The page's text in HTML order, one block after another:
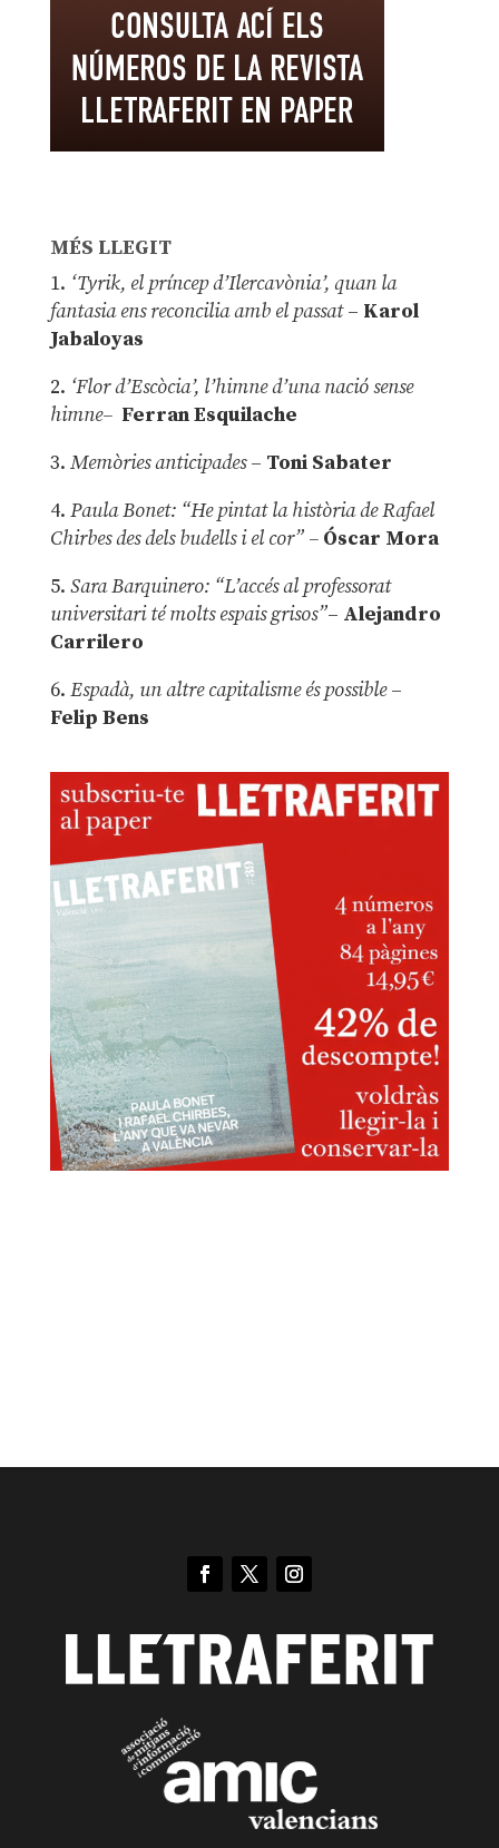
MÉS LLEGIT
1. ‘Tyrik, el príncep d’Ilercavònia’, quan la
fantasia ens reconcilia amb el passat– Karol
Jabaloyas
2. ‘Flor d’Escòcia’, l’himne d’una nació sense
himne– Ferran Esquilache
3. Memòries anticipades– Toni Sabater
4. Paula Bonet: “He pintat la història de Rafael
Chirbes des dels budells i el cor” –Óscar Mora
5. Sara Barquinero: “L’accés al professorat
universitari té molts espais grisos”– Alejandro
Carrilero
6. Espadà, un altre capitalisme és possible –
Felip Bens